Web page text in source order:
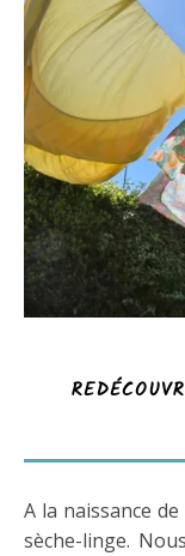
A la naissance de Loulou nous avons investit dans un
sèche-linge.